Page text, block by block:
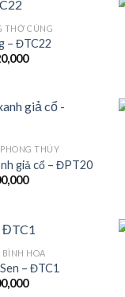
THỜ CÚNG
– ĐTC22
Add to
THỦY
giả cổ – ĐPT20
BÌNH HOA
– ĐTC1